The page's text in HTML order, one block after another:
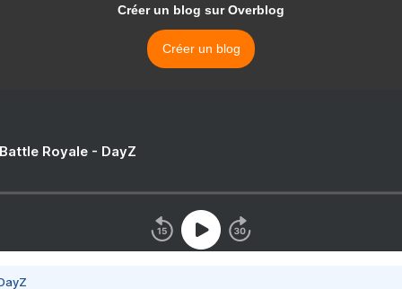
Créer un blog sur Overblog
Créer un blog
Royale - DayZ